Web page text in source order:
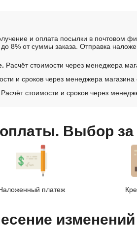
и оплата посылки в почтовом
8% от суммы заказа. Отправка
Расчёт стоимости через менеджера
и сроков через менеджера
Расчёт стоимости и сроков через
Выбор за
платеж
изменений